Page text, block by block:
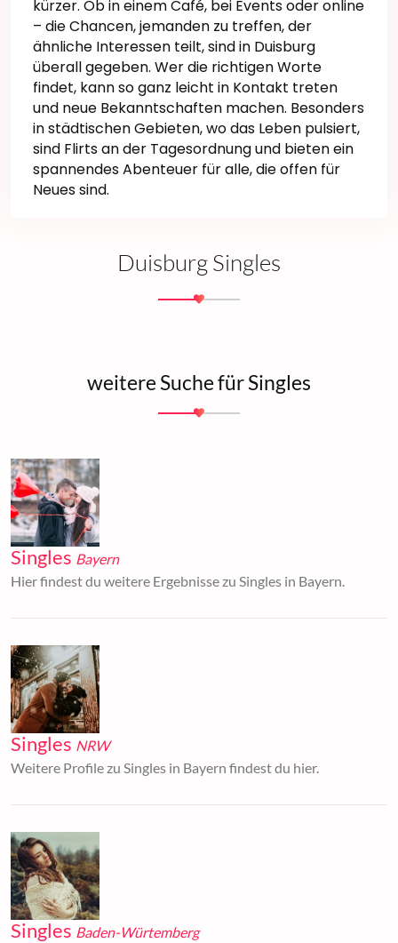
kürzer. Ob in einem Café, bei Events oder online
– die Chancen, jemanden zu treffen, der
ähnliche Interessen teilt, sind in Duisburg
überall gegeben. Wer die richtigen Worte
findet, kann so ganz leicht in Kontakt treten
und neue Bekanntschaften machen. Besonders
in städtischen Gebieten, wo das Leben pulsiert,
sind Flirts an der Tagesordnung und bieten ein
spannendes Abenteuer für alle, die offen für
Neues sind.
Duisburg Singles
weitere Suche für Singles
Singles Bayern
Hier findest du weitere Ergebnisse zu Singles in Bayern.
Singles NRW
Weitere Profile zu Singles in Bayern findest du hier.
Singles Baden-Würtemberg